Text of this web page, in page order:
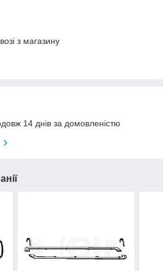
з магазину
14 днів за домовленістю